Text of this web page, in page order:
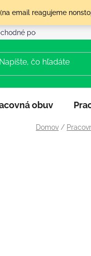
email reagujeme
podmienky
obuv
Domov /